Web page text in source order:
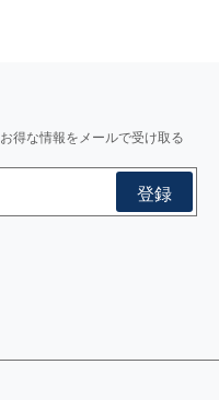
得な情報をメールで受け取る